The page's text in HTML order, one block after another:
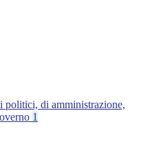
politici, di amministrazione,
1